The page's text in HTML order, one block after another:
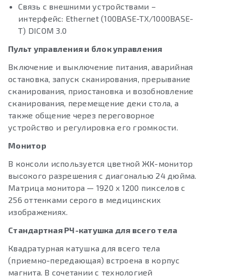
Связь с внешними устройствами –
интерфейс: Ethernet (100BASE-TX/1000BASE-
T) DICOM 3.0
Пульт управления и блок управления
Включение и выключение питания, аварийная
остановка, запуск сканирования, прерывание
сканирования, приостановка и возобновление
сканирования, перемещение деки стола, а
также общение через переговорное
устройство и регулировка его громкости.
Монитор
В консоли используется цветной ЖК-монитор
высокого разрешения с диагональю 24 дюйма.
Матрица монитора — 1920 x 1200 пикселов с
256 оттенками серого в медицинских
изображениях.
Стандартная РЧ-катушка для всего тела
Квадратурная катушка для всего тела
(приемно-передающая) встроена в корпус
магнита. В сочетании с технологией